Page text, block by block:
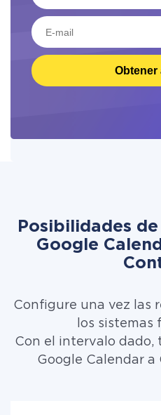
Obtener
Posibilidades
Google
Configure una vez las
los sistemas
Con el intervalo dado,
Google Calendar